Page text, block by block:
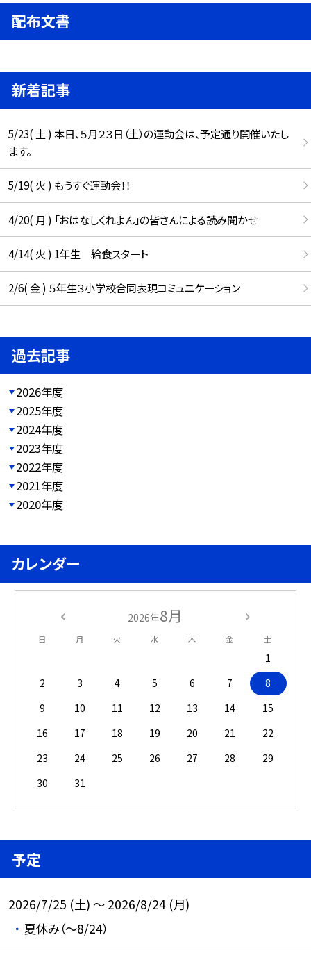
配布文書
新着記事
5/23( 土 ) 本日、５月２３日（土）の運動会は、予定通り開催いたし
ます。
5/19( 火 ) もうすぐ運動会！！
4/20( 月 ) 「おはなしくれよん」の皆さんによる読み聞かせ
4/14( 火 ) 1年生 給食スタート
2/6( 金 ) ５年生３小学校合同表現コミュニケーション
過去記事
2026年度
2025年度
2024年度
2023年度
2022年度
2021年度
2020年度
カレンダー
2026年8月
日 月 火 水 木 金 土
1
2
3 4 5 6 7
8
9
10 11 12 13 14
15
16
17 18 19 20 21
22
23
24 25 26 27 28
29
30
31
予定
2026/7/25 (土) ～ 2026/8/24 (月)
夏休み（～8/24）